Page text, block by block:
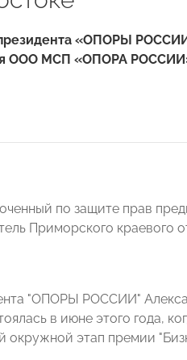
президента «ОПОРЫ
ООО МСП «ОПОРА
по защите прав
Приморского
"ОПОРЫ РОССИИ"
в июне этого года,
окружной этап премии